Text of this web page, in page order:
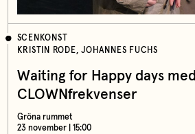
SCENKONST
KRISTIN RODE, JOHANNES FUCHS
Waiting for Happy days med
CLOWNfrekvenser
Gröna rummet
23 november | 15:00